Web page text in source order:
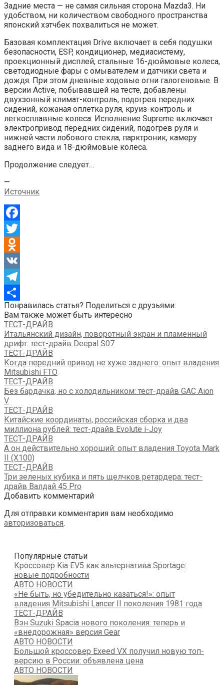
Задние места — не самая сильная сторона Mazda3. Ни
удобством, ни количеством свободного пространства
японский хэтчбек похвалиться не может.
Базовая комплектация Drive включает в себя подушки
безопасности, ESP, кондиционер, медиасистему,
проекционный дисплей, стальные 16-дюймовые колеса,
светодиодные фары с омывателем и датчики света и
дождя. При этом дневные ходовые огни галогеновые. В
версии Active, побывавшей на тесте, добавлены
двухзонный климат-контроль, подогрев передних
сидений, кожаная оплетка руля, круиз-контроль и
легкосплавные колеса. Исполнение Supreme включает
электропривод передних сидений, подогрев руля и
нижней части лобового стекла, парктроник, камеру
заднего вида и 18-дюймовые колеса.
Продолжение следует…
—
Источник
Facebook
Twitter
Odnoklassniki
VK
Telegram
Отправить
Понравилась статья? Поделиться с друзьями:
Вам также может быть интересно
ТЕСТ-ДРАЙВ
Итальянский дизайн, поворотный экран и пламенный
дрифт: тест-драйв Deepal S07
ТЕСТ-ДРАЙВ
Когда передний привод не хуже заднего: опыт владения
Mitsubishi FTO
ТЕСТ-ДРАЙВ
Без бардачка, но с холодильником: тест-драйв GAC Aion
V
ТЕСТ-ДРАЙВ
Китайские координаты, российская сборка и два
миллиона рублей: тест-драйв Evolute i-Joy
ТЕСТ-ДРАЙВ
А он действительно хороший: опыт владения Toyota Mark
II (Х100)
ТЕСТ-ДРАЙВ
Три зеленых кубика и пять щелчков ретардера: тест-
драйв Валдай 45 Pro
Добавить комментарий
Для отправки комментария вам необходимо
авторизоваться.
Популярные статьи
Кроссовер Kia EV5 как альтернатива Sportage:
новые подробности
АВТО НОВОСТИ
«Не быть, но убедительно казаться!»: опыт
владения Mitsubishi Lancer II поколения 1981 года
ТЕСТ-ДРАЙВ
Вэн Suzuki Spacia нового поколения: теперь и
«внедорожная» версия Gear
АВТО НОВОСТИ
Большой кроссовер Exeed VX получил новую топ-
версию в России: объявлена цена
АВТО НОВОСТИ